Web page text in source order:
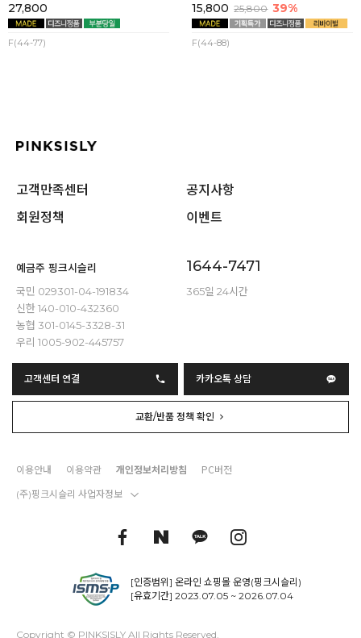
27,800
F(44-77)
15,800 25,800 39%
F(44-88)
고객만족센터
공지사항
회원정책
이벤트
예금주 핑크시슬리
국민 029301-04-191834
신한 140-010-432360
농협 301-0145-3328-31
우리 1005-902-445757
1644-7471
365일 24시간
고객센터 연결 카카오톡 상담
교환/반품 정책 확인
이용안내 이용약관 개인정보처리방침 PC버전
(주)핑크시슬리 사업자정보
[인증범위] 온라인 쇼핑몰 운영(핑크시슬리)
[유효기간] 2023.07.05 ~ 2026.07.04
Copyright © PINKSISLY All Rights Reserved.